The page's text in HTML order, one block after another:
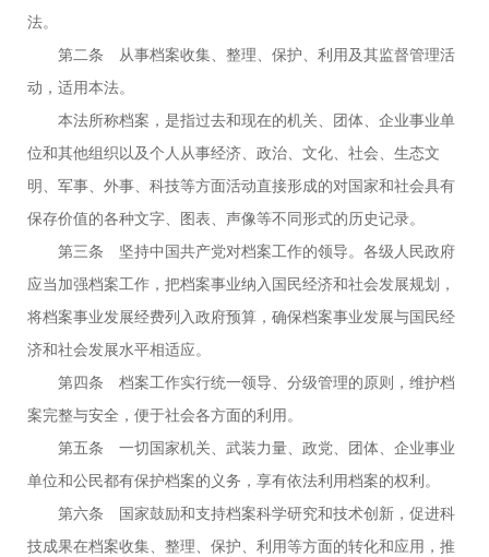
法。
第二条 从事档案收集、整理、保护、利用及其监督管理活
动，适用本法。
本法所称档案，是指过去和现在的机关、团体、企业事业单
位和其他组织以及个人从事经济、政治、文化、社会、生态文
明、军事、外事、科技等方面活动直接形成的对国家和社会具有
保存价值的各种文字、图表、声像等不同形式的历史记录。
第三条 坚持中国共产党对档案工作的领导。各级人民政府
应当加强档案工作，把档案事业纳入国民经济和社会发展规划，
将档案事业发展经费列入政府预算，确保档案事业发展与国民经
济和社会发展水平相适应。
第四条 档案工作实行统一领导、分级管理的原则，维护档
案完整与安全，便于社会各方面的利用。
第五条 一切国家机关、武装力量、政党、团体、企业事业
单位和公民都有保护档案的义务，享有依法利用档案的权利。
第六条 国家鼓励和支持档案科学研究和技术创新，促进科
技成果在档案收集、整理、保护、利用等方面的转化和应用，推